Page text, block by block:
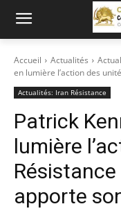
Accueil Actualités
en lumière l’action des
Actualités: Iran Résistance
Patrick
lumière
apporte